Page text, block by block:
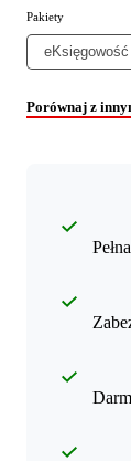
Pakiety
Porównaj z